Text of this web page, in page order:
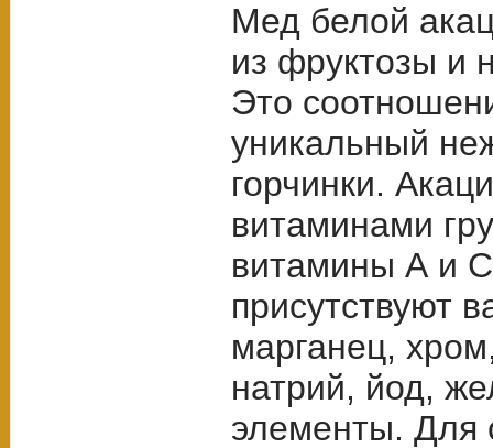
Мед белой
из фруктозы и
Это
уникальный
горчинки.
витаминами
витамины А и
присутствуют
марганец,
натрий, йод,
элементы. Для